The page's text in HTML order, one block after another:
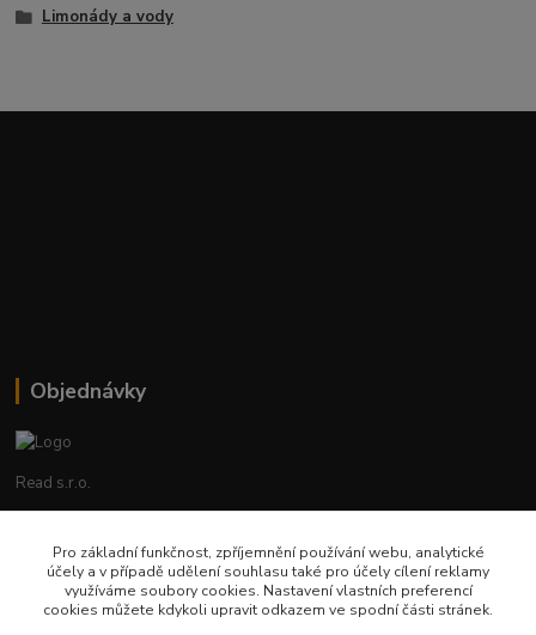
Limonády a vody
Objednávky
Read s.r.o.
+420 602 388 763
Po - Pá 8 - 14h
Pro základní funkčnost, zpříjemnění používání webu, analytické
účely a v případě udělení souhlasu také pro účely cílení reklamy
využíváme soubory cookies. Nastavení vlastních preferencí
cookies můžete kdykoli upravit odkazem ve spodní části stránek.